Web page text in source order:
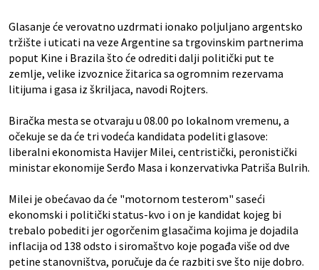
Glasanje će verovatno uzdrmati ionako poljuljano argentsko
tržište i uticati na veze Argentine sa trgovinskim partnerima
poput Kine i Brazila što će odrediti dalji politički put te
zemlje, velike izvoznice žitarica sa ogromnim rezervama
litijuma i gasa iz škriljaca, navodi Rojters.
Biračka mesta se otvaraju u 08.00 po lokalnom vremenu, a
očekuje se da će tri vodeća kandidata podeliti glasove:
liberalni ekonomista Havijer Milei, centristički, peronistički
ministar ekonomije Serđo Masa i konzervativka Patriša Bulrih.
Milei je obećavao da će "motornom testerom" saseći
ekonomski i politički status-kvo i on je kandidat kojeg bi
trebalo pobediti jer ogorčenim glasačima kojima je dojadila
inflacija od 138 odsto i siromaštvo koje pogađa više od dve
petine stanovništva, poručuje da će razbiti sve što nije dobro.